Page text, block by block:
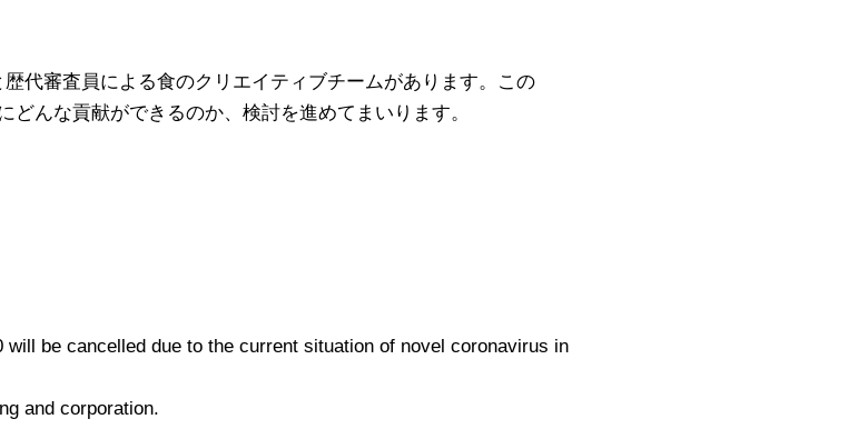
代審査員による食のクリエイティブチームがあります。この
んな貢献ができるのか、検討を進めてまいります。
be cancelled due to the current situation of novel coronavirus in
and corporation.